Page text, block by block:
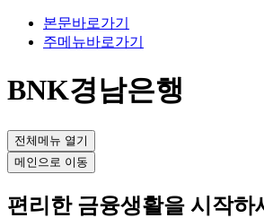
본문바로가기
주메뉴바로가기
BNK경남은행
전체메뉴 열기
메인으로 이동
편리한 금융생활을 시작하